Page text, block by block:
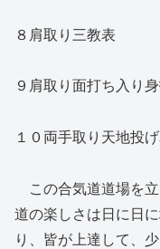
８肩取り三教表
９肩取り面打ち入り
１０両手取り天地投
この合気道道場を
道の楽しさは日に日
り、皆が上達して、